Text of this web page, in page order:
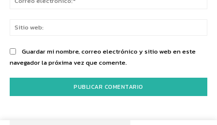
Guardar mi nombre, correo electrónico y sitio web en este
navegador la próxima vez que comente.